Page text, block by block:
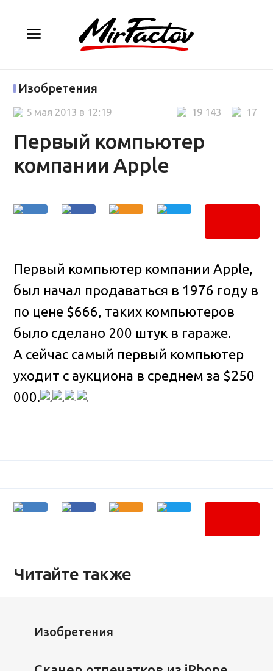
Изобретения
Первый компьютер
компании Apple
17
19 143
5 мая 2013 в 12:19
Первый компьютер компании Apple,
был начал продаваться в 1976 году в
по цене $666, таких компьютеров
было сделано 200 штук в гараже.
А сейчас самый первый компьютер
уходит с аукциона в среднем за $250
000.
Читайте также
Изобретения